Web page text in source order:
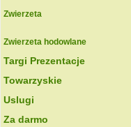
Zwierzeta
Zwierzeta hodowlane
Targi Prezentacje
Towarzyskie
Uslugi
Za darmo